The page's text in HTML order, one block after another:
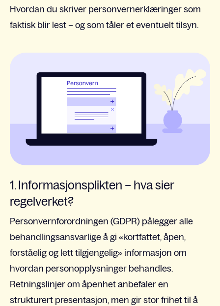
Hvordan du skriver personvernerklæringer som
faktisk blir lest – og som tåler et eventuelt tilsyn.
1. Informasjonsplikten – hva sier
regelverket?
Personvernforordningen (GDPR) pålegger alle
behandlingsansvarlige å gi «kortfattet, åpen,
forståelig og lett tilgjengelig» informasjon om
hvordan personopplysninger behandles.
Retningslinjer om åpenhet anbefaler en
strukturert presentasjon, men gir stor frihet til å